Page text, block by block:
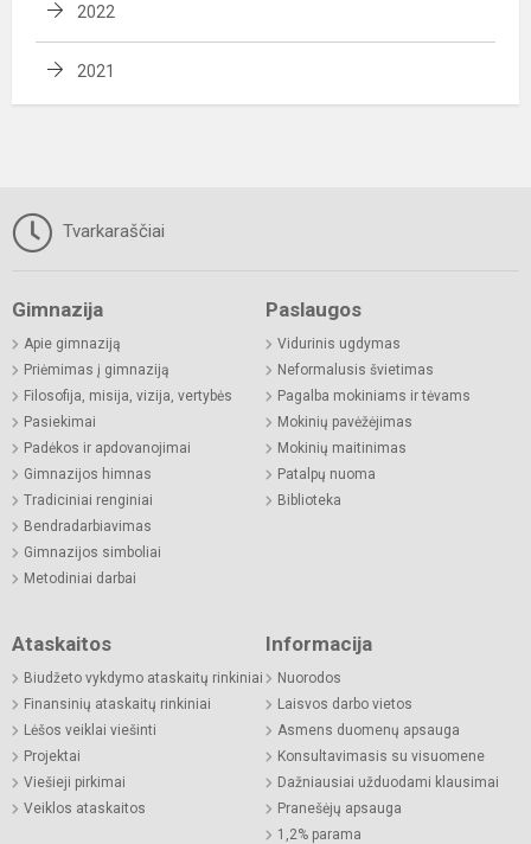
2022
2021
Tvarkaraščiai
Gimnazija
Apie gimnaziją
Priėmimas į gimnaziją
Filosofija, misija, vizija, vertybės
Pasiekimai
Padėkos ir apdovanojimai
Gimnazijos himnas
Tradiciniai renginiai
Bendradarbiavimas
Gimnazijos simboliai
Metodiniai darbai
Paslaugos
Vidurinis ugdymas
Neformalusis švietimas
Pagalba mokiniams ir tėvams
Mokinių pavėžėjimas
Mokinių maitinimas
Patalpų nuoma
Biblioteka
Ataskaitos
Biudžeto vykdymo ataskaitų rinkiniai
Finansinių ataskaitų rinkiniai
Lėšos veiklai viešinti
Projektai
Viešieji pirkimai
Veiklos ataskaitos
Informacija
Nuorodos
Laisvos darbo vietos
Asmens duomenų apsauga
Konsultavimasis su visuomene
Dažniausiai užduodami klausimai
Pranešėjų apsauga
1,2% parama